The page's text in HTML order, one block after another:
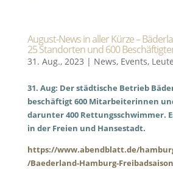
August-News in aller Kürze –
25 Standorten und 600
31. Aug., 2023 | News, Events, Leute
31. Aug: Der städtische Betrieb
beschäftigt 600 Mitarbeiterinnen
darunter 400 Rettungsschwimmer.
in der Freien und Hansestadt.
https://www.abendblatt.de/
/Baederland-Hamburg-